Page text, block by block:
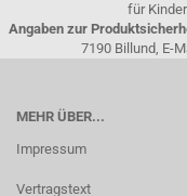
für
Angaben zur
7190 Billund, E-
MEHR ÜBER...
Impressum
Vertragstext